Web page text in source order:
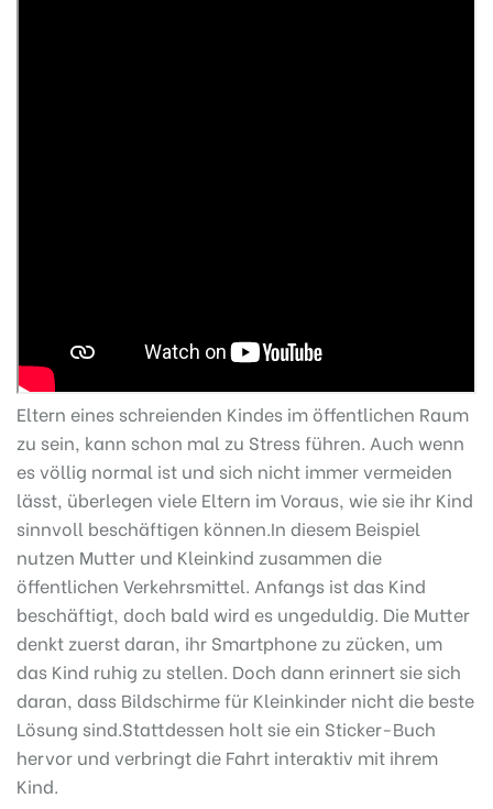
Eltern eines schreienden Kindes im öffentlichen Raum
zu sein, kann schon mal zu Stress führen. Auch wenn
es völlig normal ist und sich nicht immer vermeiden
lässt, überlegen viele Eltern im Voraus, wie sie ihr Kind
sinnvoll beschäftigen können.In diesem Beispiel
nutzen Mutter und Kleinkind zusammen die
öffentlichen Verkehrsmittel. Anfangs ist das Kind
beschäftigt, doch bald wird es ungeduldig. Die Mutter
denkt zuerst daran, ihr Smartphone zu zücken, um
das Kind ruhig zu stellen. Doch dann erinnert sie sich
daran, dass Bildschirme für Kleinkinder nicht die beste
Lösung sind.Stattdessen holt sie ein Sticker-Buch
hervor und verbringt die Fahrt interaktiv mit ihrem
Kind.